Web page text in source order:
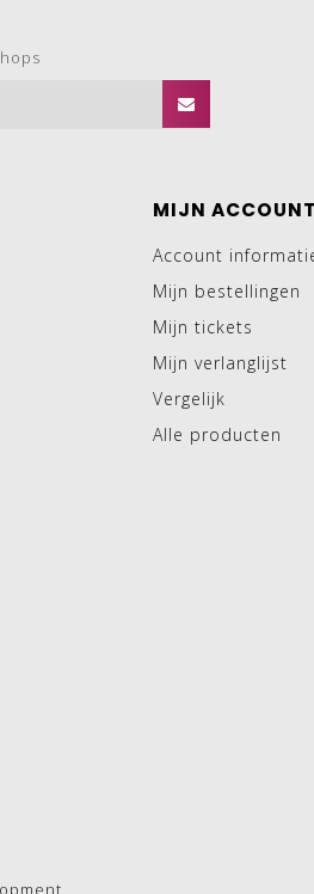
MIJN ACCOUNT
Account
Mijn bestellingen
Mijn tickets
Mijn verlanglijst
Vergelijk
Alle producten